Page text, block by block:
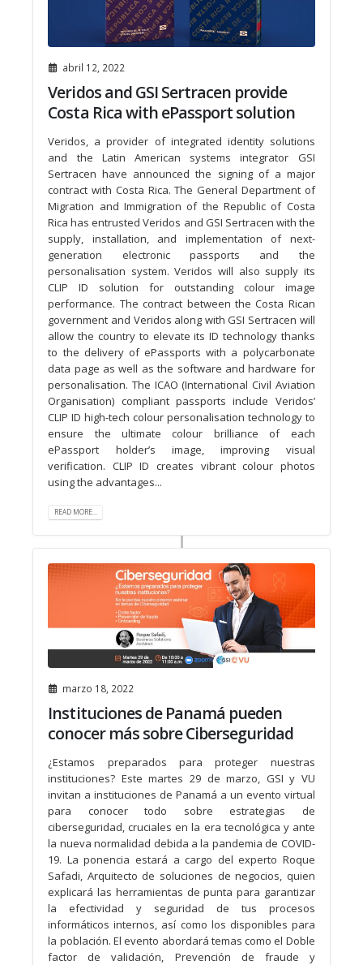
abril 12, 2022
Veridos and GSI Sertracen provide
Costa Rica with ePassport solution
Veridos, a provider of integrated identity solutions
and the Latin American systems integrator GSI
Sertracen have announced the signing of a major
contract with Costa Rica. The General Department of
Migration and Immigration of the Republic of Costa
Rica has entrusted Veridos and GSI Sertracen with the
supply, installation, and implementation of next-
generation electronic passports and the
personalisation system. Veridos will also supply its
CLIP ID solution for outstanding colour image
performance. The contract between the Costa Rican
government and Veridos along with GSI Sertracen will
allow the country to elevate its ID technology thanks
to the delivery of ePassports with a polycarbonate
data page as well as the software and hardware for
personalisation. The ICAO (International Civil Aviation
Organisation) compliant passports include Veridos’
CLIP ID high-tech colour personalisation technology to
ensure the ultimate colour brilliance of each
ePassport holder’s image, improving visual
verification. CLIP ID creates vibrant colour photos
using the advantages...
READ MORE...
marzo 18, 2022
Instituciones de Panamá pueden
conocer más sobre Ciberseguridad
¿Estamos preparados para proteger nuestras
instituciones? Este martes 29 de marzo, GSI y VU
invitan a instituciones de Panamá a un evento virtual
para conocer todo sobre estrategias de
ciberseguridad, cruciales en la era tecnológica y ante
la nueva normalidad debida a la pandemia de COVID-
19. La ponencia estará a cargo del experto Roque
Safadi, Arquitecto de soluciones de negocios, quien
explicará las herramientas de punta para garantizar
la efectividad y seguridad de tus procesos
informáticos internos, así como los disponibles para
la población. El evento abordará temas como el Doble
factor de validación, Prevención de fraude y